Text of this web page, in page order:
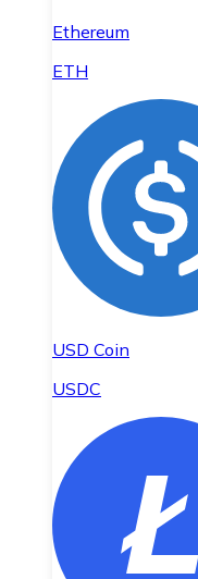
Ethereum
ETH
USD Coin
USDC